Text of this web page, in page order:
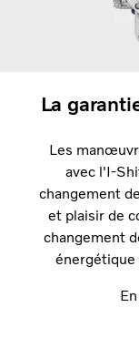
La
Les
avec l'I-
changement
et plaisir de
changement